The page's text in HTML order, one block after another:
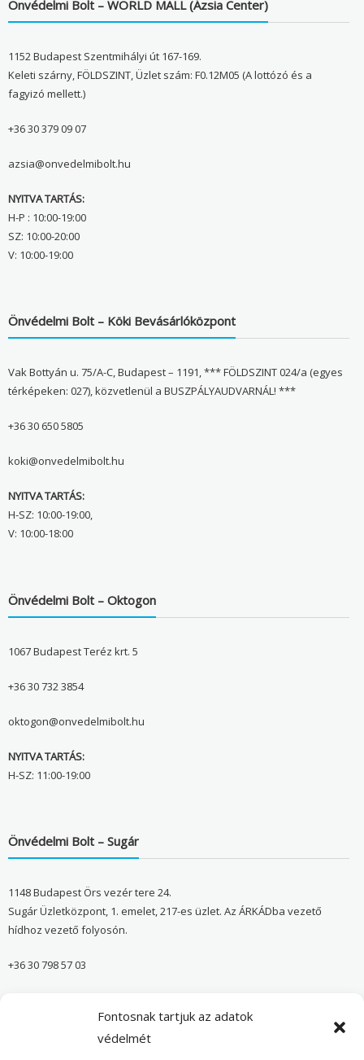
Fontosnak tartjuk az adatok
védelmét
Önvédelmi Bolt – WORLD MALL (Ázsia Center)
1152 Budapest Szentmihályi út 167-169.
Keleti szárny, FÖLDSZINT, Üzlet szám: F0.12M05 (A lottózó és a
fagyizó mellett.)
+36 30 379 09 07
azsia@onvedelmibolt.hu
NYITVA TARTÁS:
H-P : 10:00-19:00
SZ: 10:00-20:00
V: 10:00-19:00
Önvédelmi Bolt – Köki Bevásárlóközpont
Vak Bottyán u. 75/A-C, Budapest – 1191, *** FÖLDSZINT 024/a (egyes
térképeken: 027), közvetlenül a BUSZPÁLYAUDVARNÁL! ***
+36 30 650 5805
koki@onvedelmibolt.hu
NYITVA TARTÁS:
H-SZ: 10:00-19:00,
V: 10:00-18:00
Önvédelmi Bolt – Oktogon
1067 Budapest Teréz krt. 5
+36 30 732 3854
oktogon@onvedelmibolt.hu
NYITVA TARTÁS:
H-SZ: 11:00-19:00
Önvédelmi Bolt – Sugár
1148 Budapest Örs vezér tere 24.
Sugár Üzletközpont, 1. emelet, 217-es üzlet. Az ÁRKÁDba vezető
hídhoz vezető folyosón.
+36 30 798 57 03